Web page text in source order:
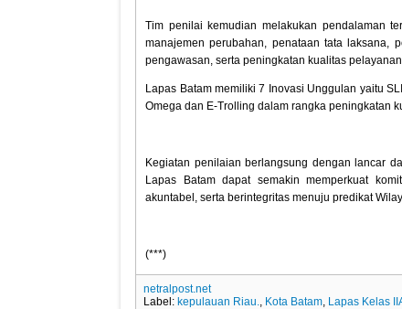
Tim penilai kemudian melakukan pendalaman
manajemen perubahan, penataan tata laksana,
pengawasan, serta peningkatan kualitas
Lapas Batam memiliki 7 Inovasi Unggulan yaitu
Omega dan E-Trolling dalam rangka peningkatan
Kegiatan penilaian berlangsung dengan lancar
Lapas Batam dapat semakin memperkuat
akuntabel, serta berintegritas menuju predikat
(***)
netralpost.net
Label:kepulauan Riau., Kota Batam, Lapas Kelas